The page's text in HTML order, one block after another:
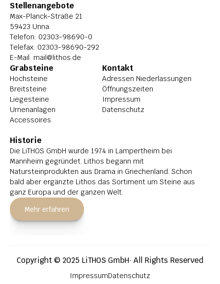
Stellenangebote
Max-Planck-Straße 21
59423 Unna
Telefon: 02303-98690-0
Telefax: 02303-98690-292
E-Mail: mail@lithos.de
Grabsteine
Hochsteine
Breitsteine
Liegesteine
Urnenanlagen
Accessoires
Kontakt
Adressen Niederlassungen
Öffnungszeiten
Impressum
Datenschutz
Historie
Die LiTHOS GmbH wurde 1974 in Lampertheim bei
Mannheim gegründet. Lithos begann mit
Natursteinprodukten aus Drama in Griechenland. Schon
bald aber ergänzte Lithos das Sortiment um Steine aus
ganz Europa und der ganzen Welt.
Mehr erfahren
Copyright © 2025 LiTHOS GmbH· All Rights Reserved
ImpressumDatenschutz